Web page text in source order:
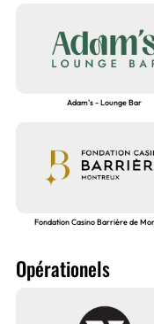
Adam's - Lounge Bar
Fondation Casino Barrière de
Opérationels